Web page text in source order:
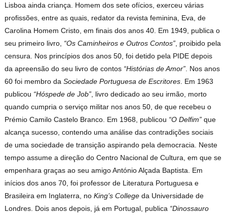
Lisboa ainda criança. Homem dos sete ofícios, exerceu várias
profissões, entre as quais, redator da revista feminina, Eva, de
Carolina Homem Cristo, em finais dos anos 40. Em 1949, publica o
seu primeiro livro, “Os Caminheiros e Outros Contos” , proibido pela
censura. Nos princípios dos anos 50, foi detido pela PIDE depois
da apreensão do seu livro de contos “Histórias de Amor” . Nos anos
60 foi membro daSociedade Portuguesa de Escritores . Em 1963
publicou “Hóspede de Job” , livro dedicado ao seu irmão, morto
quando cumpria o serviço militar nos anos 50, de que recebeu o
Prémio Camilo Castelo Branco. Em 1968, publicou “O Delfim” que
alcança sucesso, contendo uma análise das contradições sociais
de uma sociedade de transição aspirando pela democracia. Neste
tempo assume a direção do Centro Nacional de Cultura, em que se
empenhara graças ao seu amigo António Alçada Baptista. Em
inícios dos anos 70, foi professor de Literatura Portuguesa e
Brasileira em Inglaterra, noKing’s College da Universidade de
Londres. Dois anos depois, já em Portugal, publica “Dinossauro